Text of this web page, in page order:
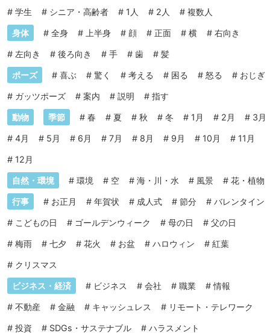
# 学生 # シニア・高齢者 # 1人 # 2人 # 複数人
身体 # 全身 # 上半身 # 顔 # 正面 # 横 # 右向き
# 左向き # 後ろ向き # 手 # 歯 # 髪
ポーズ # 喜ぶ # 驚く # 考える # 困る # 怒る # おじぎ
# ガッツポーズ # 案内 # 説明 # 指す
動物 季節 # 春 # 夏 # 秋 # 冬 # 1月 # 2月 # 3月
# 4月 # 5月 # 6月 # 7月 # 8月 # 9月 # 10月 # 11月
# 12月
自然・環境 # 環境 # 空 # 海・川・水 # 風景 # 花・植物
行事 # お正月 # 年賀状 # 成人式 # 節分 # バレンタイン
# こどもの日 # ゴールデンウィーク # 母の日 # 父の日
# 梅雨 # 七夕 # 花火 # お盆 # ハロウィン # 紅葉
# クリスマス
ビジネス・経済 # ビジネス # 会社 # 職業 #情報
# 不動産 # 金融 # キャッシュレス # リモート・テレワーク
# 投資 # SDGs・サステナブル # ハラスメント